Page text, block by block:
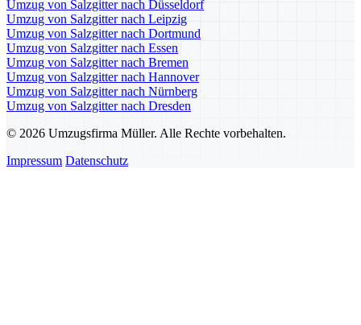
Umzug von Salzgitter nach Düsseldorf
Umzug von Salzgitter nach Leipzig
Umzug von Salzgitter nach Dortmund
Umzug von Salzgitter nach Essen
Umzug von Salzgitter nach Bremen
Umzug von Salzgitter nach Hannover
Umzug von Salzgitter nach Nürnberg
Umzug von Salzgitter nach Dresden
© 2026 Umzugsfirma Müller. Alle Rechte vorbehalten.
Impressum Datenschutz